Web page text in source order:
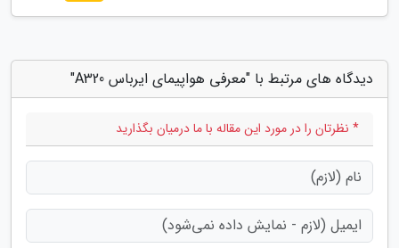
دیدگاه های مرتبط با "معرفی هواپیمای ایرباس A320"
* نظرتان را در مورد این مقاله با ما درمیان بگذارید